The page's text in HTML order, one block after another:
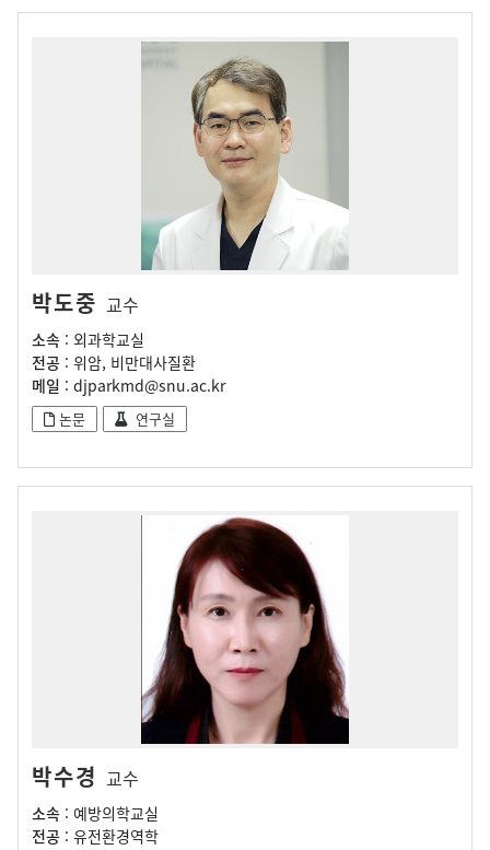
박도중 교수
소속 : 외과학교실
전공 : 위암, 비만대사질환
메일 : djparkmd@snu.ac.kr
논문 연구실
박수경 교수
소속 : 예방의학교실
전공 : 유전환경역학